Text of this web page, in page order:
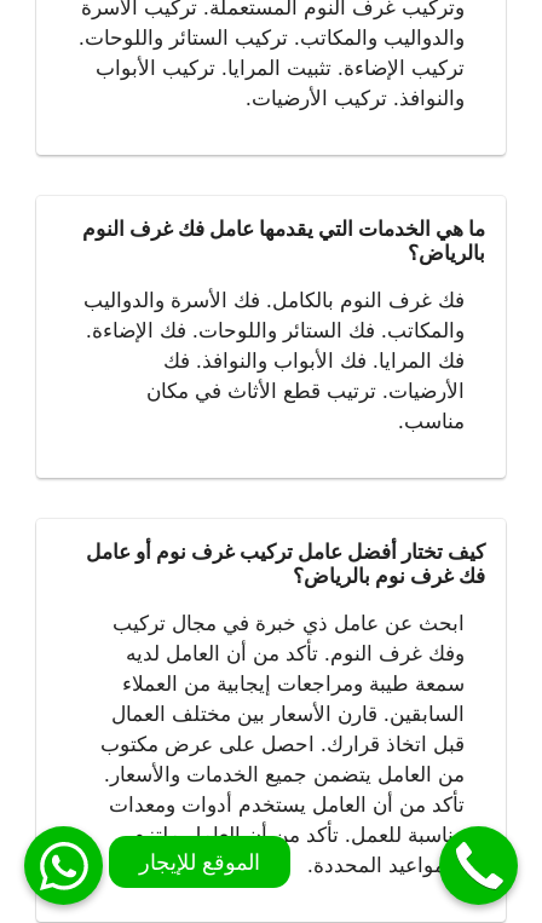
وتركيب غرف النوم المستعملة. تركيب الأسرة
والدواليب والمكاتب. تركيب الستائر واللوحات.
تركيب الإضاءة. تثبيت المرايا. تركيب الأبواب
والنوافذ. تركيب الأرضيات.
ما هي الخدمات التي يقدمها عامل فك غرف النوم
بالرياض؟
فك غرف النوم بالكامل. فك الأسرة والدواليب
والمكاتب. فك الستائر واللوحات. فك الإضاءة.
فك المرايا. فك الأبواب والنوافذ. فك
الأرضيات. ترتيب قطع الأثاث في مكان
مناسب.
كيف تختار أفضل عامل تركيب غرف نوم أو عامل
فك غرف نوم بالرياض؟
ابحث عن عامل ذي خبرة في مجال تركيب
وفك غرف النوم. تأكد من أن العامل لديه
سمعة طيبة ومراجعات إيجابية من العملاء
السابقين. قارن الأسعار بين مختلف العمال
قبل اتخاذ قرارك. احصل على عرض مكتوب
من العامل يتضمن جميع الخدمات والأسعار.
تأكد من أن العامل يستخدم أدوات ومعدات
مناسبة للعمل. تأكد من أن العامل ملتزم
بالمواعيد المحددة.